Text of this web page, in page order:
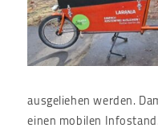
ausgeliehen werden.
einen mobilen